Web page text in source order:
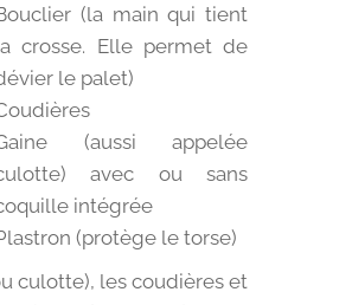
(la main qui tient
crosse. Elle permet de
le palet)
(aussi appelée
avec ou sans
intégrée
(protège le torse)
culotte), les coudières et